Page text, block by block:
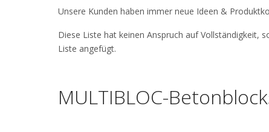
Unsere Kunden haben immer neue Ideen &
Diese Liste hat keinen Anspruch auf Vollständigkeit,
Liste angefügt.
MULTIBLOC-